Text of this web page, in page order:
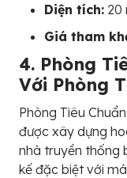
Diện tích: 20
Giá tham
4. Phòng
Với Phòng
Phòng Tiêu
được xây dựng
nhà truyền thống
kế đặc biệt với